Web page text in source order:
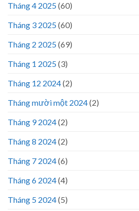
Tháng 4 2025(60)
Tháng 3 2025(60)
Tháng 2 2025(69)
Tháng 1 2025(3)
Tháng 12 2024(2)
Tháng mười một 2024(2)
Tháng 9 2024(2)
Tháng 8 2024(2)
Tháng 7 2024(6)
Tháng 6 2024(4)
Tháng 5 2024(5)